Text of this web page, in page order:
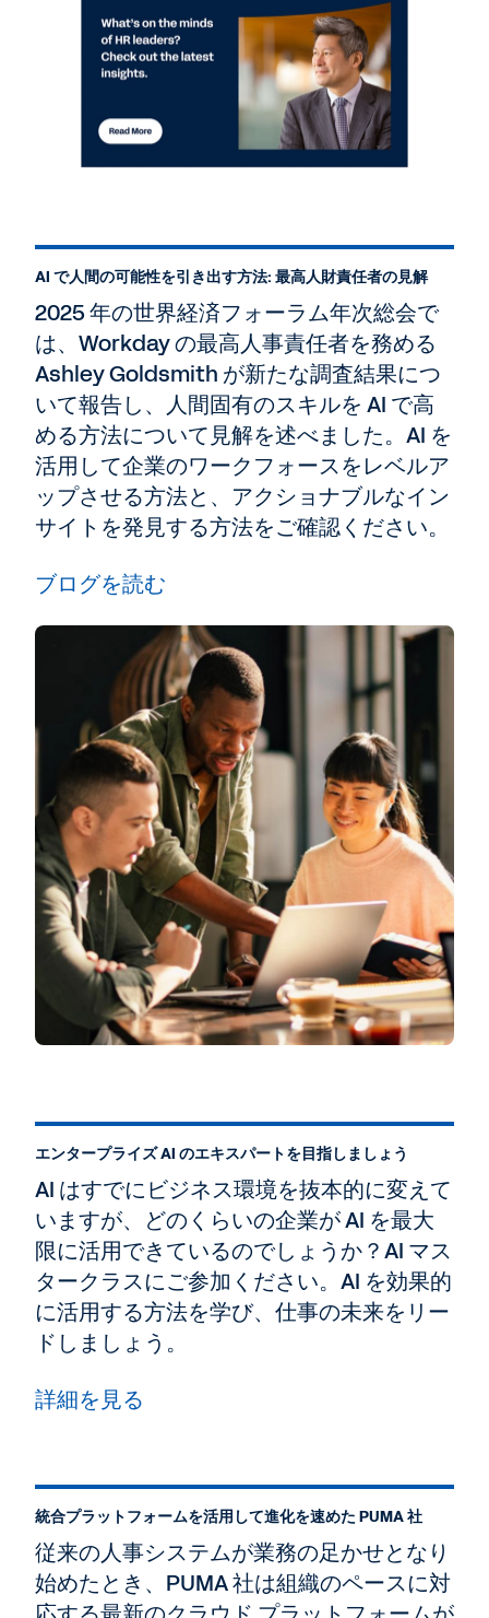
AI で人間の可能性を引き出す方法: 最高人財責任者の見解
2025 年の世界経済フォーラム年次総会で
は、Workday の最高人事責任者を務める
Ashley Goldsmith が新たな調査結果につ
いて報告し、人間固有のスキルを AI で高
める方法について見解を述べました。AI を
活用して企業のワークフォースをレベルア
ップさせる方法と、アクショナブルなイン
サイトを発見する方法をご確認ください。
ブログを読む
エンタープライズ AI のエキスパートを目指しましょう
AI はすでにビジネス環境を抜本的に変えて
いますが、どのくらいの企業が AI を最大
限に活用できているのでしょうか？AI マス
タークラスにご参加ください。AI を効果的
に活用する方法を学び、仕事の未来をリー
ドしましょう。
詳細を見る
統合プラットフォームを活用して進化を速めた PUMA 社
従来の人事システムが業務の足かせとなり
始めたとき、PUMA 社は組織のペースに対